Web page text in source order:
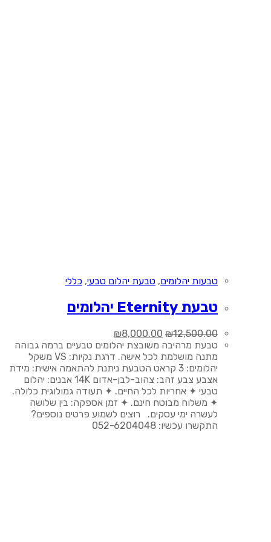
טבעות יהלומים, טבעת יהלום טבעי, כללי
טבעת Eternity יהלומים
₪12,500.00
המחיר
המקורי
היה:
₪12,500.00.
₪8,000.00
הנוכחי
הוא:
₪8,000.00.
טבעת מרהיבה משובצת יהלומים טבעיים ברמה גבוהה
מתנה מושלמת לכל אישה. דרגת נקיות: VS משקל
יהלומים: 3 קראט הטבעת ניתנת להתאמה אישית: מידת
אצבע צבע זהב: צהוב-לבן-אדום 14K אבנים: יהלום
טבעי ✦ אחריות לכל החיים. ✦ תעודה גמולוגית כלולה.
✦ משלוח מבוטח חינם. ✦ זמן אספקה: בין שלושה
לעשרה ימי עסקים. רוצים לשמוע פרטים נוספים?
התקשרו עכשיו: 052-6204048